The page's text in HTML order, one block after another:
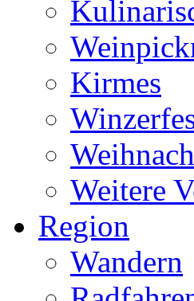
Kirmes
Weitere
Region
Wandern